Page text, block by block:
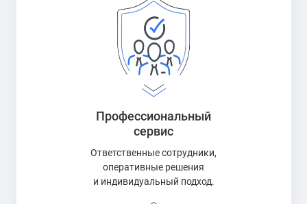
Профессиональный
сервис
Ответственные сотрудники,
оперативные решения
и индивидуальный подход.